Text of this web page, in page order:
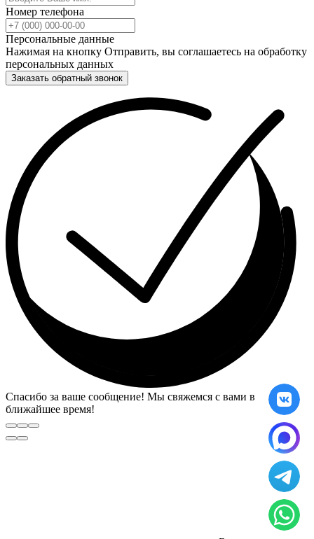
Номер телефона
Персональные данные
Нажимая на кнопку Отправить, вы соглашаетесь на обработку
персональных данных
Заказать обратный звонок
Спасибо за ваше сообщение! Мы свяжемся с вами в
ближайшее время!